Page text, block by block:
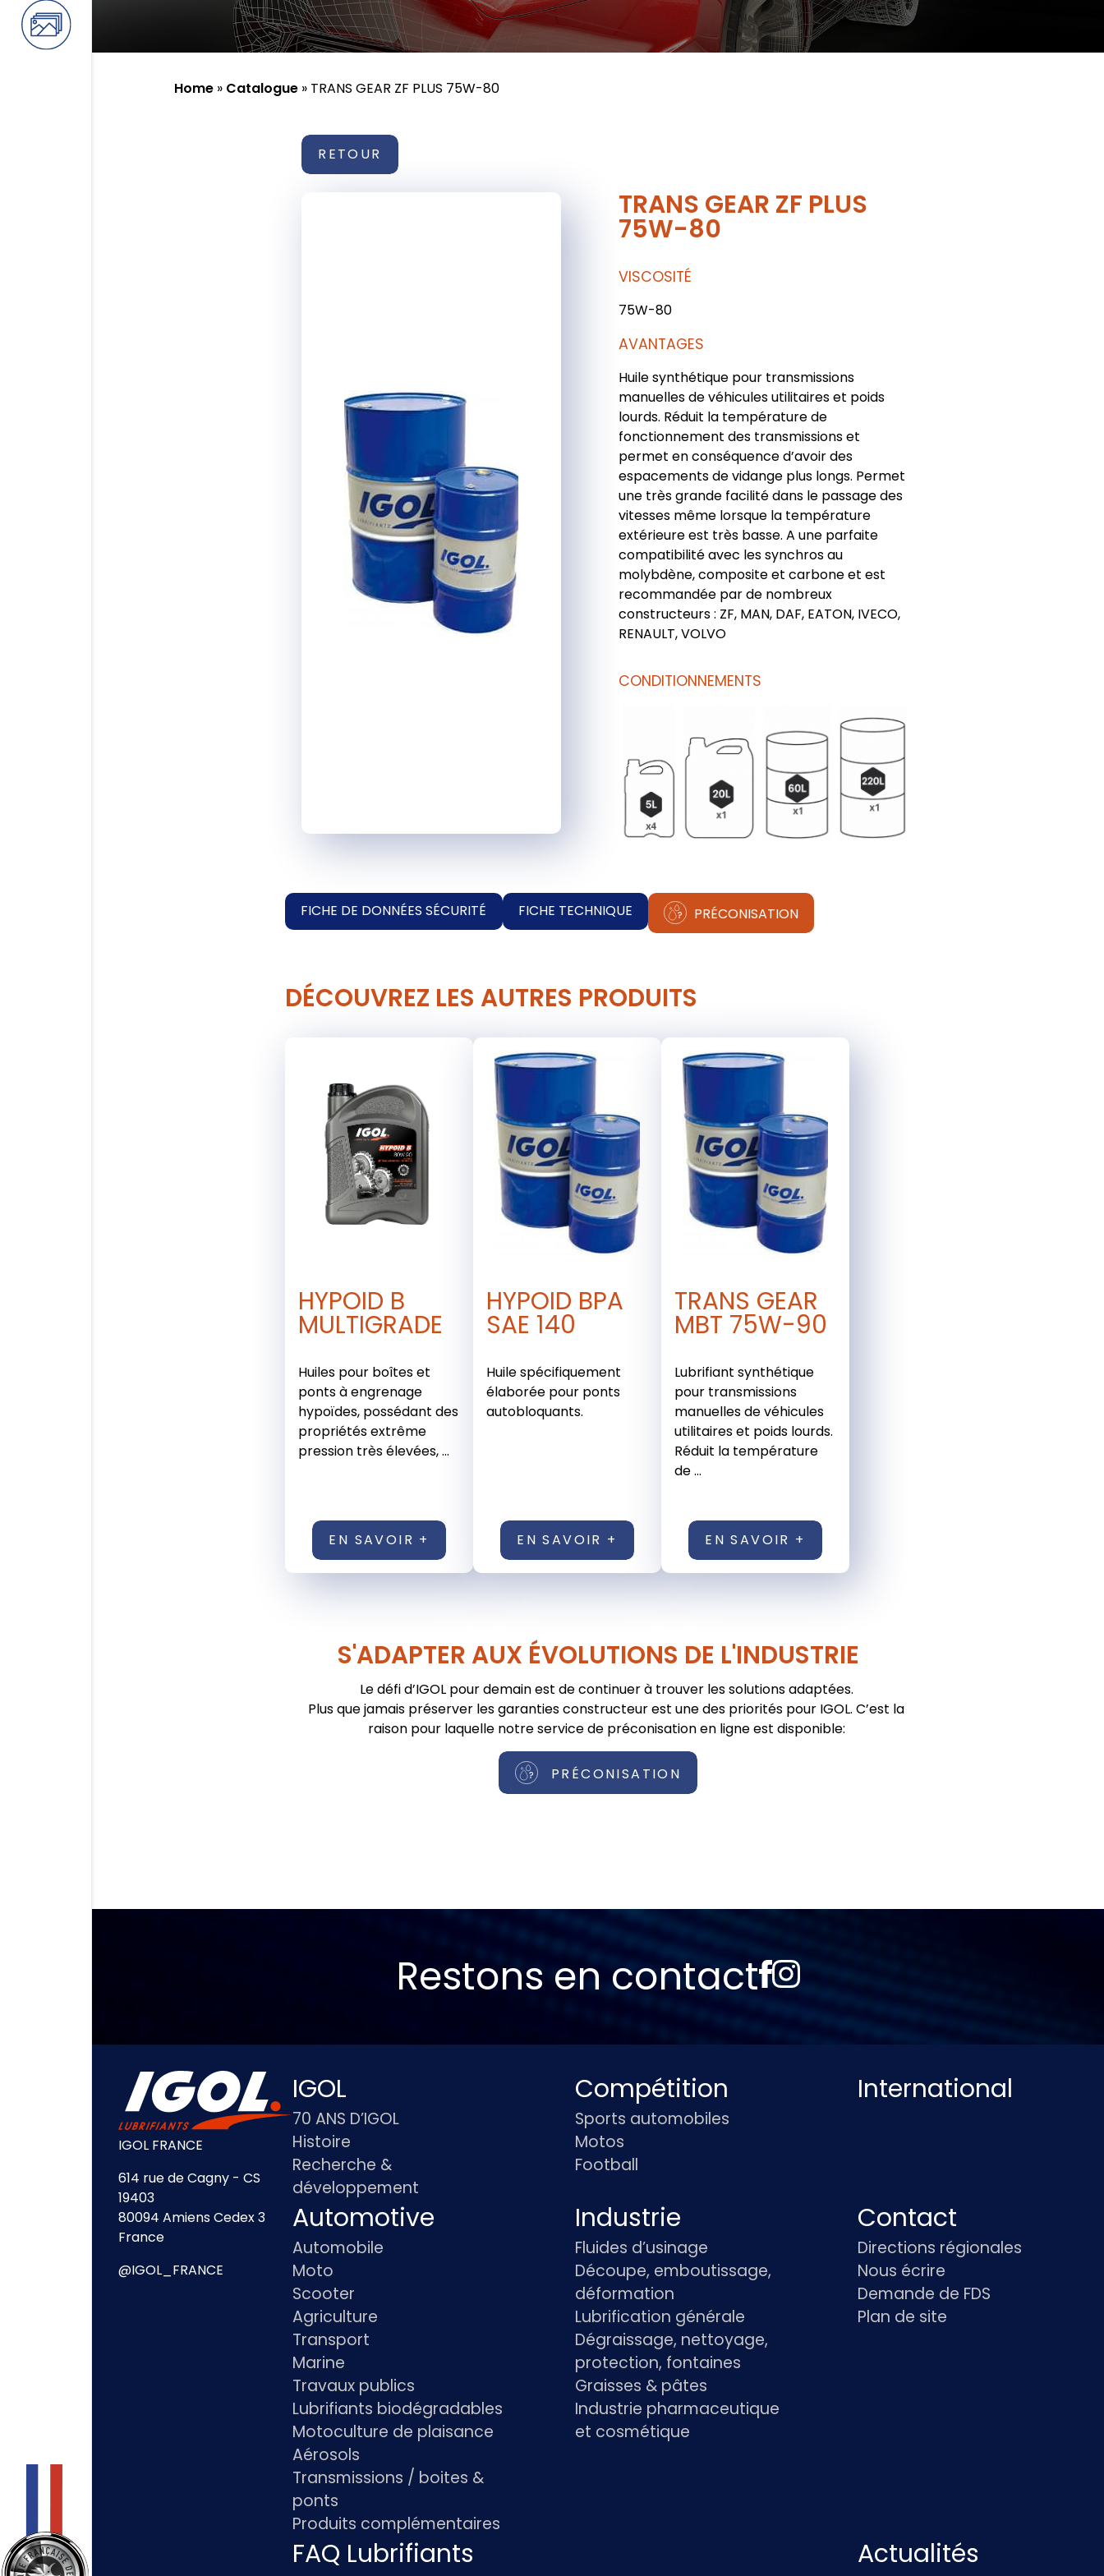
Home » Catalogue » TRANS GEAR ZF PLUS 75W-80
RETOUR
TRANS GEAR ZF PLUS
75W-80
VISCOSITÉ
75W-80
AVANTAGES
Huile synthétique pour transmissions
manuelles de véhicules utilitaires et poids
lourds. Réduit la température de
fonctionnement des transmissions et
permet en conséquence d’avoir des
espacements de vidange plus longs. Permet
une très grande facilité dans le passage des
vitesses même lorsque la température
extérieure est très basse. A une parfaite
compatibilité avec les synchros au
molybdène, composite et carbone et est
recommandée par de nombreux
constructeurs : ZF, MAN, DAF, EATON, IVECO,
RENAULT, VOLVO
CONDITIONNEMENTS
FICHE DE DONNÉES SÉCURITÉ FICHE TECHNIQUE PRÉCONISATION
DÉCOUVREZ LES AUTRES PRODUITS
HYPOID B
MULTIGRADE
Huiles pour boîtes et
ponts à engrenage
hypoïdes, possédant des
propriétés extrême
pression très élevées, ...
EN SAVOIR +
HYPOID BPA
SAE 140
Huile spécifiquement
élaborée pour ponts
autobloquants.
EN SAVOIR +
TRANS GEAR
MBT 75W-90
Lubrifiant synthétique
pour transmissions
manuelles de véhicules
utilitaires et poids lourds.
Réduit la température
de ...
EN SAVOIR +
S'ADAPTER AUX ÉVOLUTIONS DE L'INDUSTRIE
Le défi d’IGOL pour demain est de continuer à trouver les solutions adaptées.
Plus que jamais préserver les garanties constructeur est une des priorités pour IGOL. C’est la
raison pour laquelle notre service de préconisation en ligne est disponible:
PRÉCONISATION
Restons en contact
IGOL FRANCE
614 rue de Cagny - CS
19403
80094 Amiens Cedex 3
France
@IGOL_FRANCE
IGOL
70 ANS D’IGOL
Histoire
Recherche &
développement
Compétition
Sports automobiles
Motos
Football
International
Automotive
Automobile
Moto
Scooter
Agriculture
Transport
Marine
Travaux publics
Lubrifiants biodégradables
Motoculture de plaisance
Aérosols
Transmissions / boites &
ponts
Produits complémentaires
Industrie
Fluides d’usinage
Découpe, emboutissage,
déformation
Lubrification générale
Dégraissage, nettoyage,
protection, fontaines
Graisses & pâtes
Industrie pharmaceutique
et cosmétique
Contact
Directions régionales
Nous écrire
Demande de FDS
Plan de site
FAQ Lubrifiants Actualités